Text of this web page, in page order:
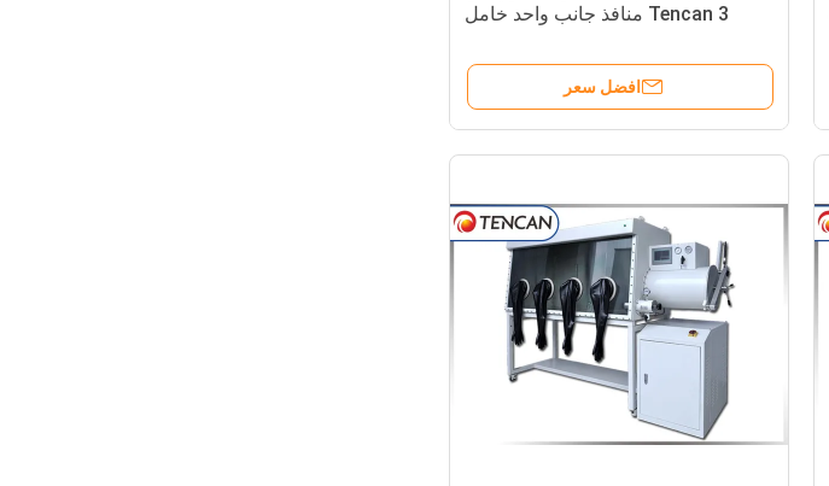
Tencan 3 منافذ جانب واحد خامل
افضل سعر